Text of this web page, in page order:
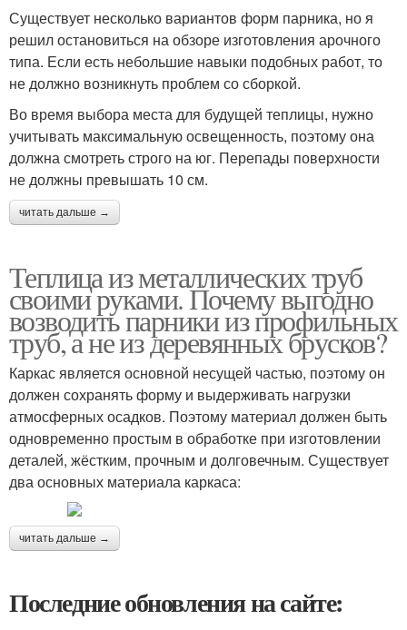
Существует несколько вариантов форм парника, но я
решил остановиться на обзоре изготовления арочного
типа. Если есть небольшие навыки подобных работ, то
не должно возникнуть проблем со сборкой.
Во время выбора места для будущей теплицы, нужно
учитывать максимальную освещенность, поэтому она
должна смотреть строго на юг. Перепады поверхности
не должны превышать 10 см.
читать дальше →
Теплица из металлических труб
своими руками. Почему выгодно
возводить парники из профильных
труб, а не из деревянных брусков?
Каркас является основной несущей частью, поэтому он
должен сохранять форму и выдерживать нагрузки
атмосферных осадков. Поэтому материал должен быть
одновременно простым в обработке при изготовлении
деталей, жёстким, прочным и долговечным. Существует
два основных материала каркаса:
читать дальше →
Последние обновления на сайте: